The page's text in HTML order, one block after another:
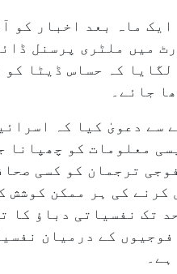
میں ملٹری پرسنل
کہ حساس ڈیٹا
جائے۔
سے دعویٰ کیا کہ
معلومات کو
ترجمان کو کسی
کی ہر ممکن کوشش
تک نفسیاتی دباؤ
کے درمیان